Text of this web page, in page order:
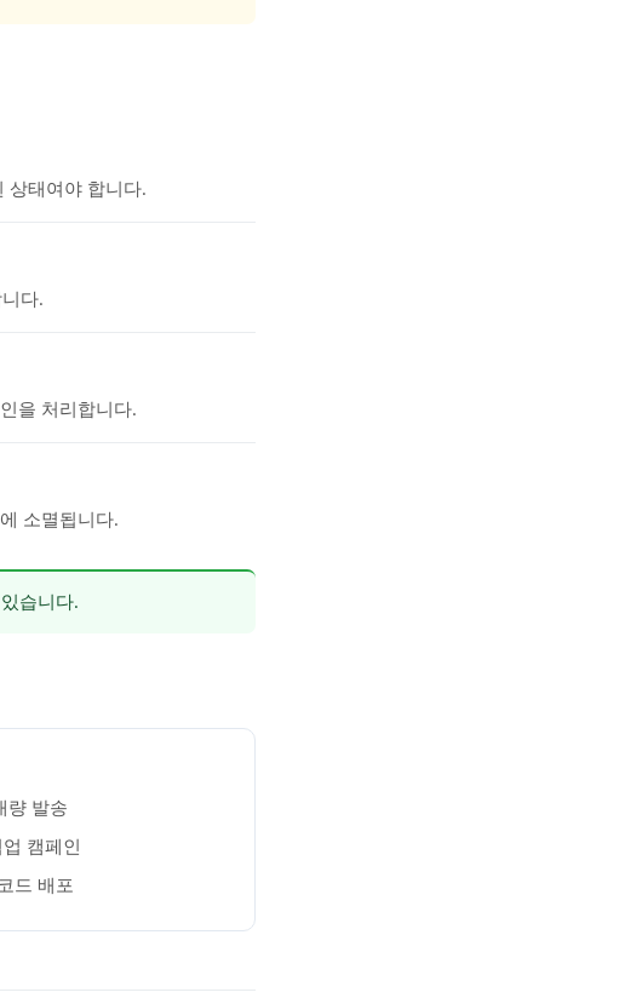
상태여야 합니다.
다.
을 처리합니다.
소멸됩니다.
습니다.
량 발송
캠페인
드 배포